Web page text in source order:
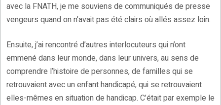
avec la FNATH, je me souviens de communiqués de presse
vengeurs quand on n’avait pas été clairs où allés assez loin.
Ensuite, j’ai rencontré d’autres interlocuteurs qui n’ont
emmené dans leur monde, dans leur univers, au sens de
comprendre l’histoire de personnes, de familles qui se
retrouvaient avec un enfant handicapé, qui se retrouvaient
elles-mêmes en situation de handicap. C’était par exemple le